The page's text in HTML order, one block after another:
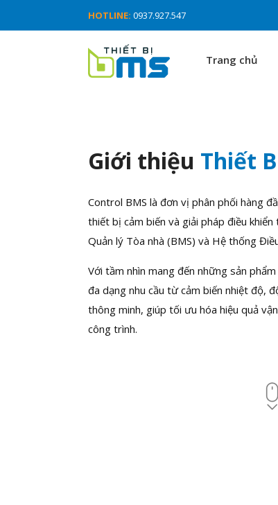
HOTLINE: 0937.927.547
Trang chủ
Giới thiệu Thiết
Control BMS là đơn vị phân phối hàng
thiết bị cảm biến và giải pháp điều
Quản lý Tòa nhà (BMS) và Hệ thống
Với tầm nhìn mang đến những sản
đa dạng nhu cầu từ cảm biến nhiệt độ,
thông minh, giúp tối ưu hóa hiệu quả
công trình.